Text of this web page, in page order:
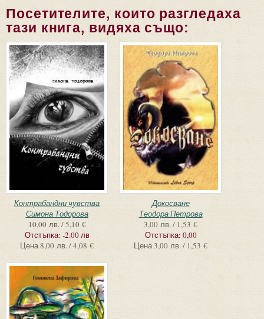
Посетителите, които разгледаха
тази книга, видяха също:
Контрабандни чувства
Симона Тодорова
10,00 лв. / 5,10 €
Отстъпка: -2.00 лв
Цена8,00 лв. / 4,08 €
Докосване
Теодора Петрова
3,00 лв. / 1,53 €
Отстъпка: 0,00
Цена3,00 лв. / 1,53 €